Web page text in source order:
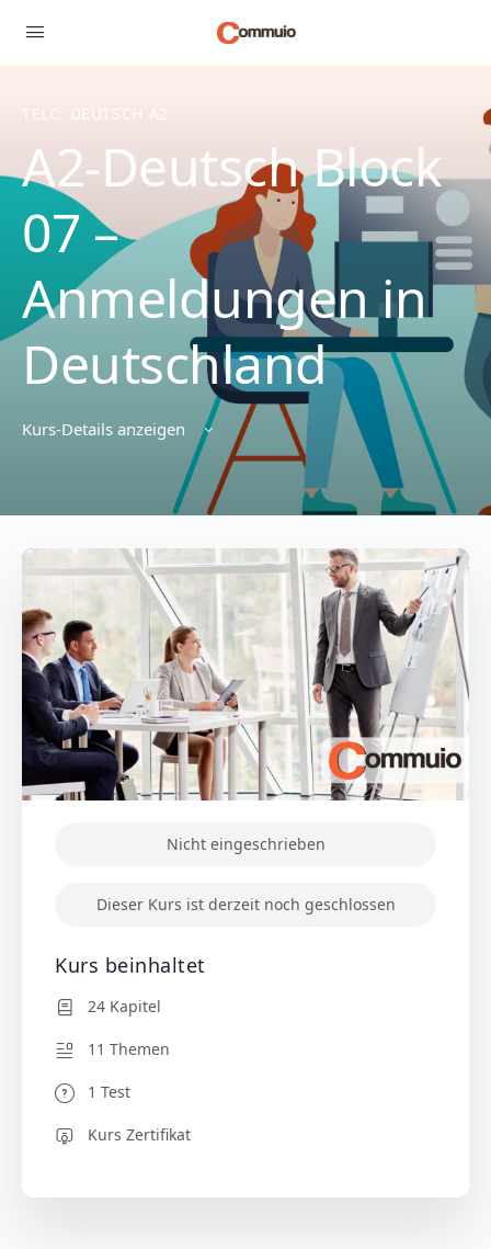
TELC: DEUTSCH A2
A2-Deutsch Block
07 –
Anmeldungen in
Deutschland
Kurs-Details anzeigen
Nicht eingeschrieben
Dieser Kurs ist derzeit noch geschlossen
Kurs beinhaltet
24 Kapitel
11 Themen
1 Test
Kurs Zertifikat